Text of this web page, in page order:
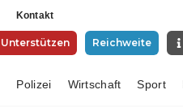
Kontakt
Unterstützen Reichweite
Polizei Wirtschaft Sport